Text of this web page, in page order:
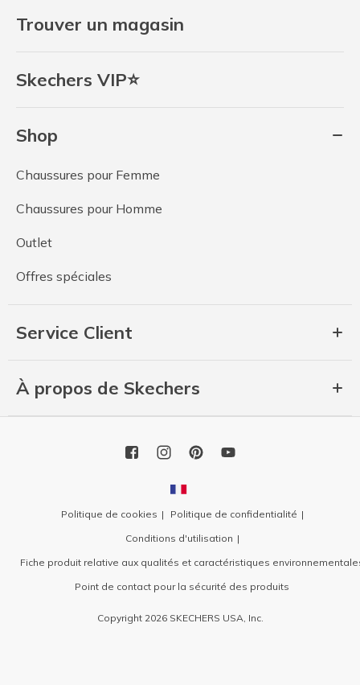
Trouver un magasin
Skechers VIP⭐
Shop
Chaussures pour Femme
Chaussures pour Homme
Outlet
Offres spéciales
Service Client
À propos de Skechers
Politique de cookies
Politique de confidentialité
Conditions d'utilisation
Fiche produit relative aux qualités et caractéristiques
Point de contact pour la sécurité des produits
Copyright 2026 SKECHERS USA, Inc.